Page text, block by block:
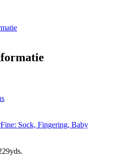
Sock, Fingering, Baby